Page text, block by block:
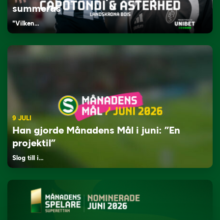
summeras
"Vilken…
9 JULI
Han gjorde Månadens Mål i juni: ”En
projektil”
Slog till i…